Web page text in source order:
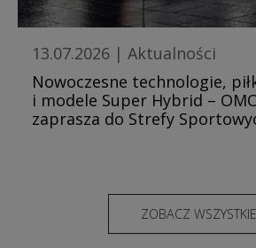
13.07.2026 | Aktualności
Nowoczesne technologie,
i modele Super Hybrid –
zaprasza do Strefy
ZOBACZ WSZYSTKIE